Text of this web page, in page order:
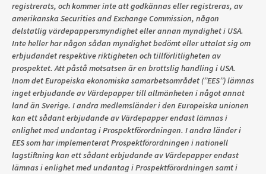
registrerats, och kommer inte att godkännas eller registreras, av
amerikanska Securities and Exchange Commission, någon
delstatlig värdepappersmyndighet eller annan myndighet i USA.
Inte heller har någon sådan myndighet bedömt eller uttalat sig om
erbjudandet respektive riktigheten och tillförlitligheten av
prospektet. Att påstå motsatsen är en brottslig handling i USA.
Inom det Europeiska ekonomiska samarbetsområdet (”EES”) lämnas
inget erbjudande av Värdepapper till allmänheten i något annat
land än Sverige. I andra medlemsländer i den Europeiska unionen
kan ett sådant erbjudande av Värdepapper endast lämnas i
enlighet med undantag i Prospektförordningen. I andra länder i
EES som har implementerat Prospektförordningen i nationell
lagstiftning kan ett sådant erbjudande av Värdepapper endast
lämnas i enlighet med undantag i Prospektförordningen samt i